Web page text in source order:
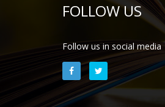
FOLLOW US
Follow us in social media